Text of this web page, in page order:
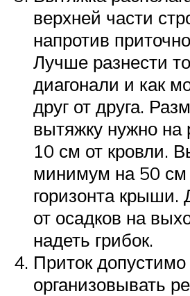
верхней части
напротив
Лучше разнести
диагонали и как
друг от друга.
вытяжку нужно на
10 см от кровли.
минимум на 50
горизонта
от осадков на
надеть грибок.
Приток допустимо
организовывать